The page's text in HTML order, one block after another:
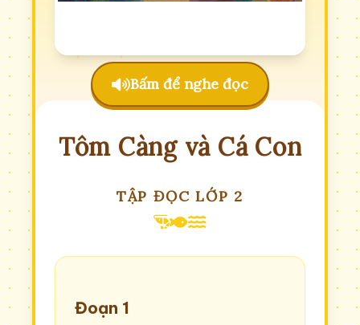
Bấm để nghe đọc
Tôm Càng và Cá Con
TẬP ĐỌC LỚP 2
Đoạn 1